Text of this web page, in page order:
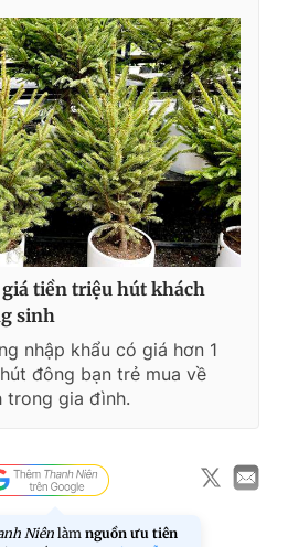
tiền triệu hút khách
sinh
nhập khẩu có giá hơn 1
đông bạn trẻ mua về
trong gia đình.
Niên làm nguồn ưu tiên